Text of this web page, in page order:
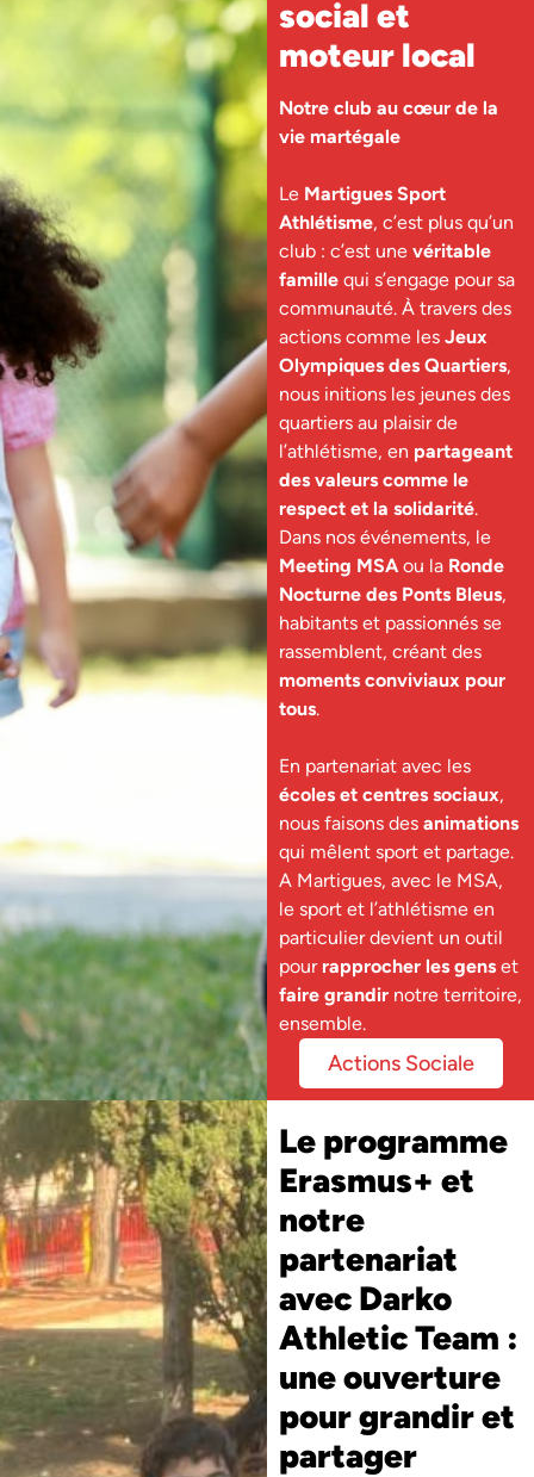
social et
moteur local
Notre club au cœur de la
vie martégale
Le Martigues Sport
Athlétisme, c’est plus qu’un
club : c’est une véritable
famille qui s’engage pour sa
communauté. À travers des
actions comme les Jeux
Olympiques des Quartiers,
nous initions les jeunes des
quartiers au plaisir de
l’athlétisme, en partageant
des valeurs comme le
respect et la solidarité.
Dans nos événements, le
Meeting MSA ou la Ronde
Nocturne des Ponts Bleus,
habitants et passionnés se
rassemblent, créant des
moments conviviaux pour
tous.
En partenariat avec les
écoles et centres sociaux,
nous faisons des animations
qui mêlent sport et partage.
A Martigues, avec le MSA,
le sport et l’athlétisme en
particulier devient un outil
pour rapprocher les gens et
faire grandir notre territoire,
ensemble.
Actions Sociale
Le programme
Erasmus+ et
notre
partenariat
avec Darko
Athletic Team :
une ouverture
pour grandir et
partager